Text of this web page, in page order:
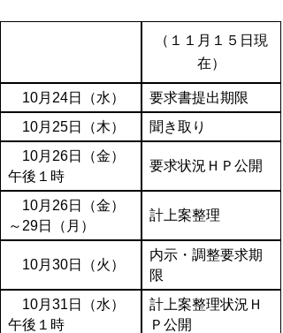
（１１月１５日現
在）
10月24日（水）
要求書提出期限
10月25日（木）
聞き取り
10月26日（金）
午後１時
要求状況ＨＰ公開
10月26日（金）
～29日（月）
計上案整理
10月30日（火）
内示・調整要求期
限
10月31日（水）
午後１時
計上案整理状況Ｈ
Ｐ公開